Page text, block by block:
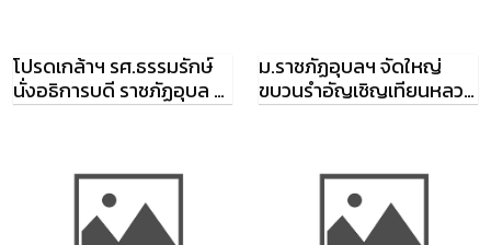
โปรดเกล้าฯ รศ.ธรรมรักษ์
นั่งอธิการบดี ราชภัฏอุบล ฯ
ต่ออีกวาระ
ม.ราชภัฏอุบลฯ จัดใหญ่
ขบวนรำอัญเชิญเทียนหลวง
พระราชทาน